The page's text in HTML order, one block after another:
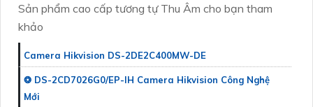
Sản phẩm cao cấp tương tự Thu Âm cho bạn tham
khảo
Camera Hikvision DS-2DE2C400MW-DE
❂ DS-2CD7026G0/EP-IH Camera Hikvision Công Nghệ
Mới